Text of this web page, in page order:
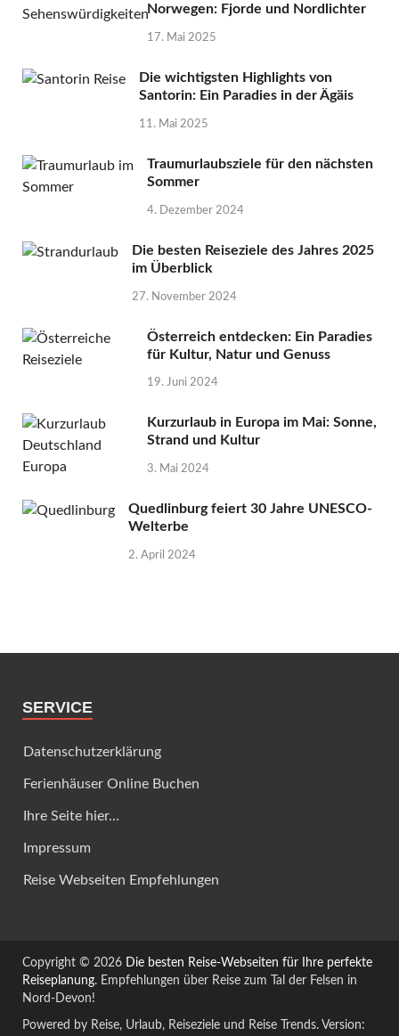
Norwegen: Fjorde und Nordlichter
17. Mai 2025
Die wichtigsten Highlights von
Santorin: Ein Paradies in der Ägäis
11. Mai 2025
Traumurlaubsziele für den nächsten
Sommer
4. Dezember 2024
Die besten Reiseziele des Jahres 2025
im Überblick
27. November 2024
Österreich entdecken: Ein Paradies
für Kultur, Natur und Genuss
19. Juni 2024
Kurzurlaub in Europa im Mai: Sonne,
Strand und Kultur
3. Mai 2024
Quedlinburg feiert 30 Jahre UNESCO-
Welterbe
2. April 2024
SERVICE
Datenschutzerklärung
Ferienhäuser Online Buchen
Ihre Seite hier…
Impressum
Reise Webseiten Empfehlungen
Copyright © 2026 Die besten Reise-Webseiten für Ihre perfekte
Reiseplanung. Empfehlungen über Reise zum Tal der Felsen in
Nord-Devon!
Powered by Reise, Urlaub, Reiseziele und Reise Trends. Version: